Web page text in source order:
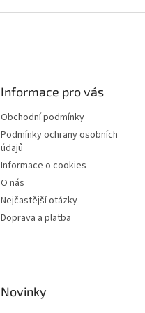
Informace pro vás
Obchodní podmínky
Podmínky ochrany osobních
údajů
Informace o cookies
O nás
Nejčastější otázky
Doprava a platba
Novinky